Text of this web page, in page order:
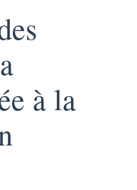
à la